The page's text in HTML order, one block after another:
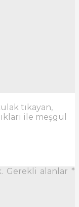
tıkayan,
ile meşgul
Gerekli alanlar *